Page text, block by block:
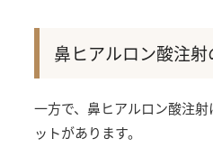
鼻ヒアルロン酸注
一方で、鼻ヒアルロン酸注
ットがあります。